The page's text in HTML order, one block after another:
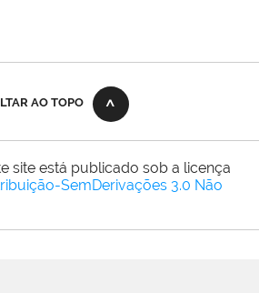
AO TOPO
site está publicado sob a licença
SemDerivações 3.0 Não